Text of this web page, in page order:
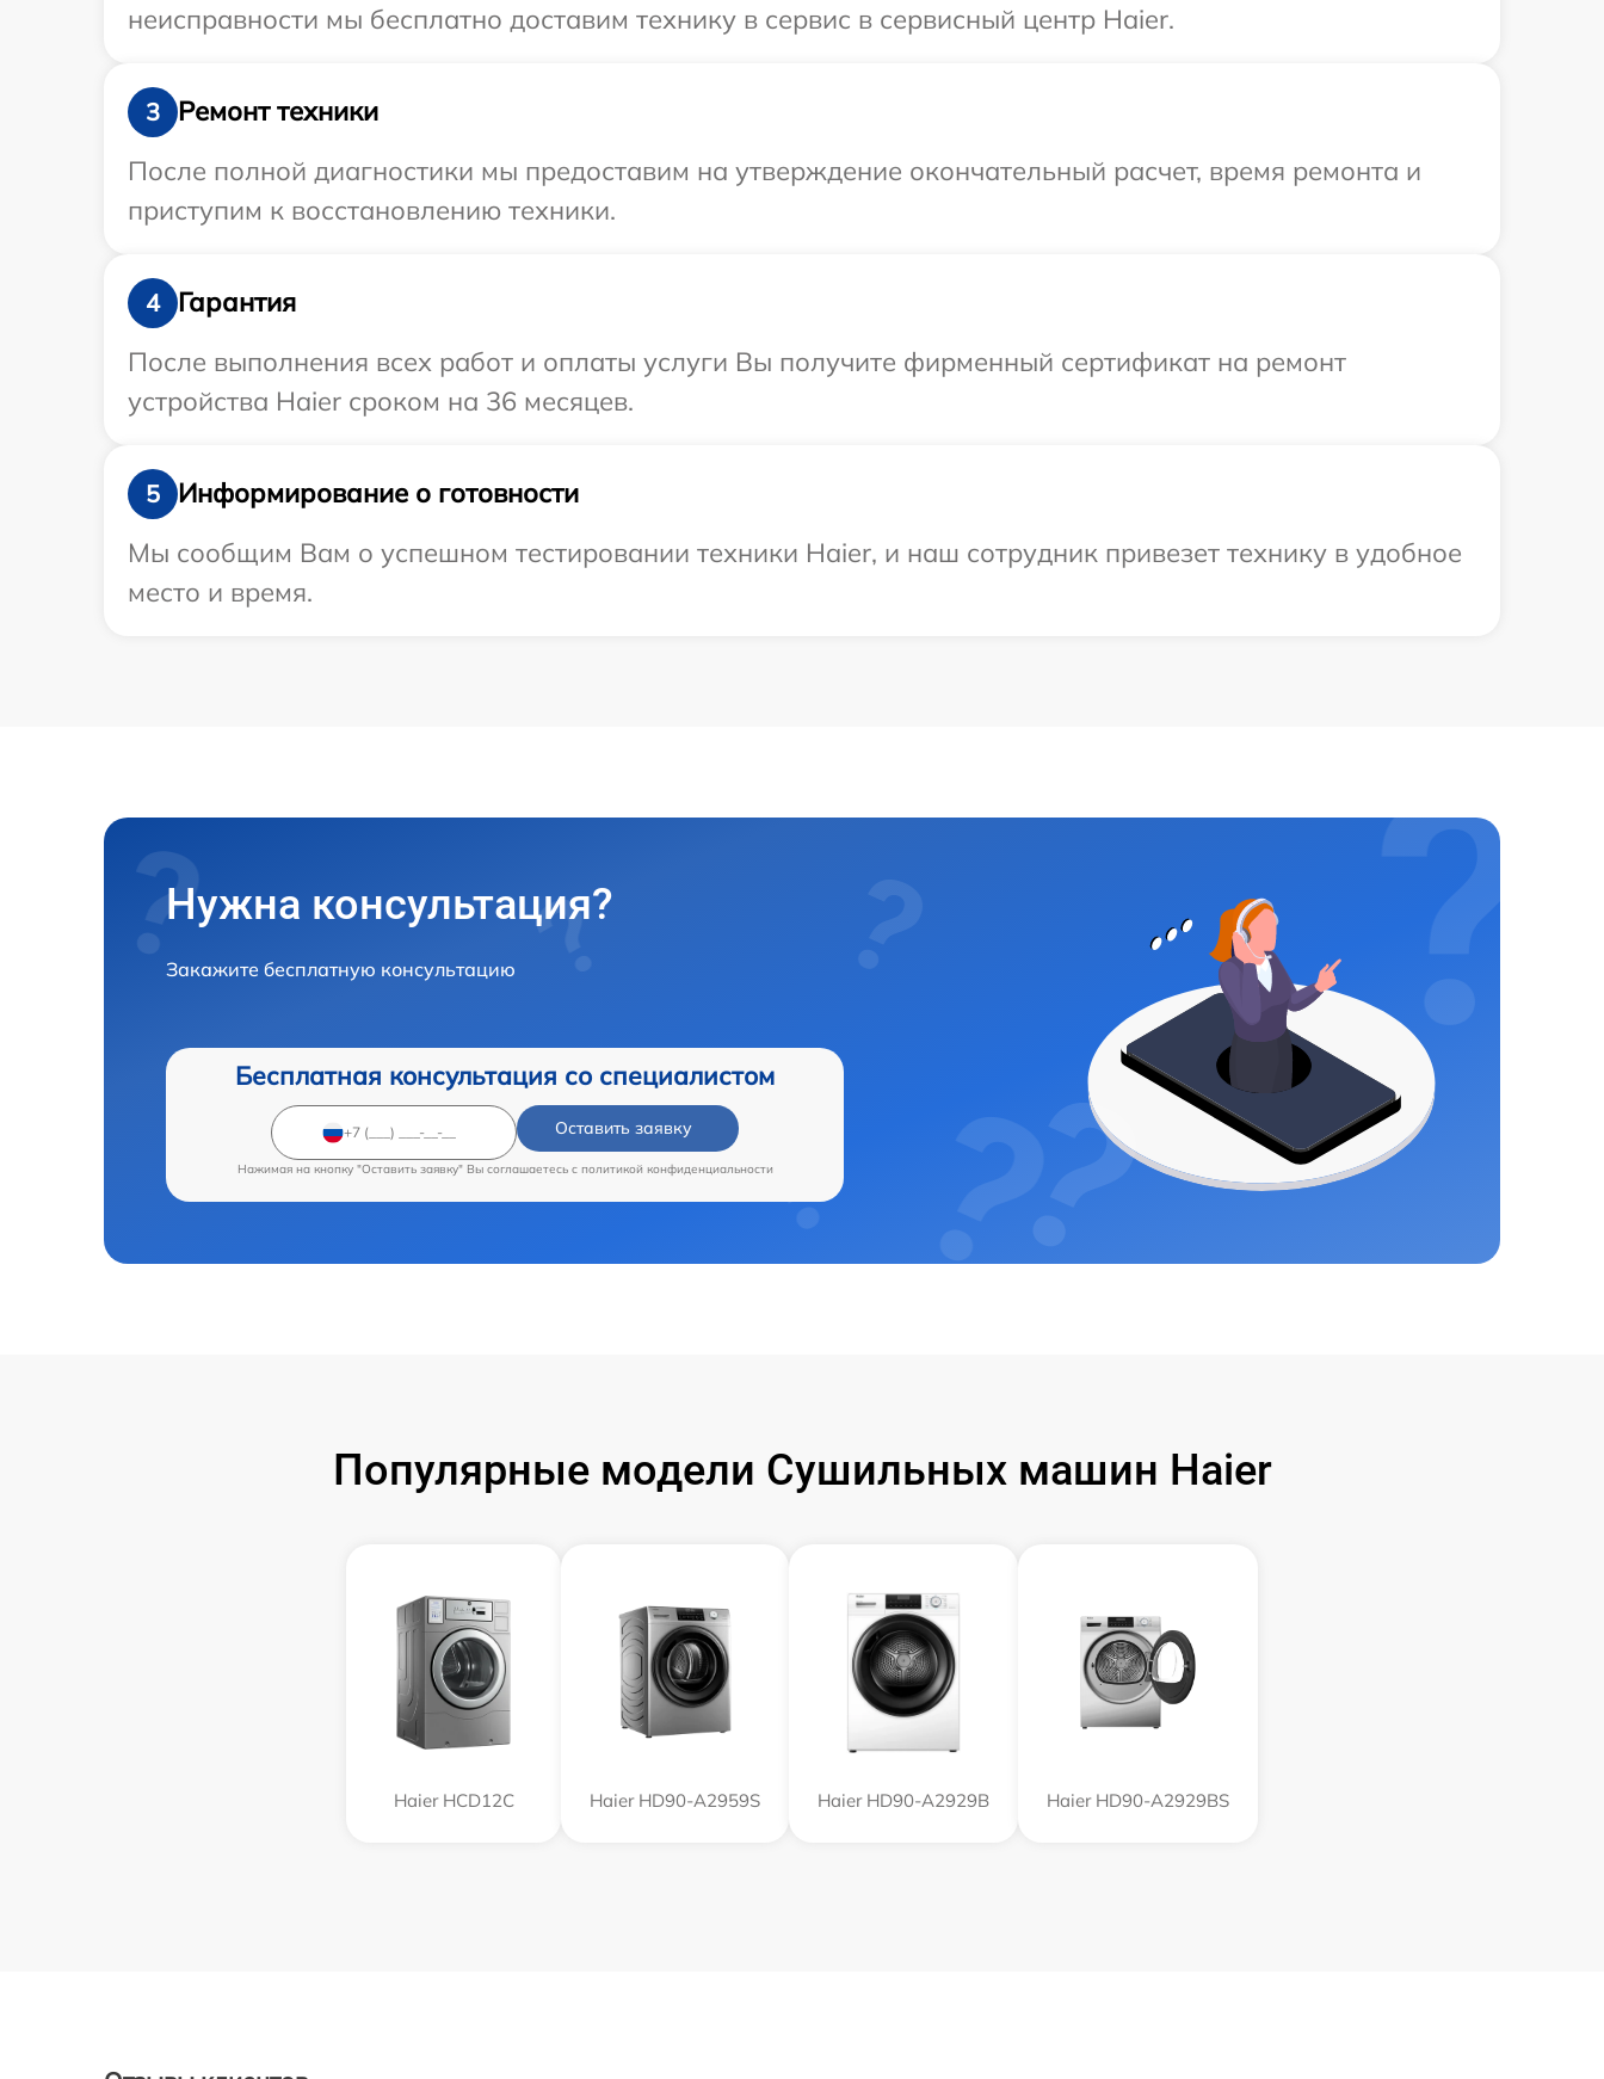
неисправности мы бесплатно доставим технику в сервис в сервисный центр Haier.
3
Ремонт техники
После полной диагностики мы предоставим на утверждение окончательный расчет, время ремонта и
приступим к восстановлению техники.
4
Гарантия
После выполнения всех работ и оплаты услуги Вы получите фирменный сертификат на ремонт
устройства Haier сроком на 36 месяцев.
5
Информирование о готовности
Мы сообщим Вам о успешном тестировании техники Haier, и наш сотрудник привезет технику в удобное
место и время.
Нужна консультация?
Закажите бесплатную консультацию
Бесплатная консультация со специалистом
Оставить заявку
Нажимая на кнопку "Оставить заявку" Вы соглашаетесь c политикой конфиденциальности
Популярные модели Сушильных машин Haier
Haier HCD12C Haier HD90-A2959S Haier HD90-A2929B Haier HD90-A2929BS